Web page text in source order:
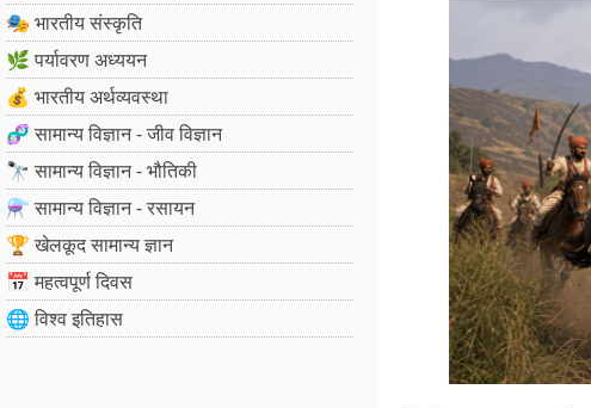
🎭 भारतीय संस्कृति
🌿 पर्यावरण अध्ययन
💰 भारतीय अर्थव्यवस्था
🧬 सामान्य विज्ञान - जीव विज्ञान
🔭 सामान्य विज्ञान - भौतिकी
⚗️ सामान्य विज्ञान - रसायन
🏆 खेलकूद सामान्य ज्ञान
📅 महत्वपूर्ण दिवस
🌐 विश्व इतिहास